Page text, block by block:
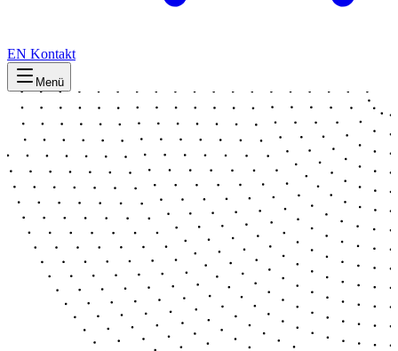
EN Kontakt
Menü